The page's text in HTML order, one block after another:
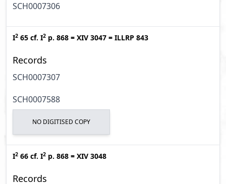
SCH0007306
I2 65 cf. I2 p. 868 = XIV 3047 = ILLRP 843
Records
SCH0007307
SCH0007588
NO DIGITISED COPY
I2 66 cf. I2 p. 868 = XIV 3048
Records